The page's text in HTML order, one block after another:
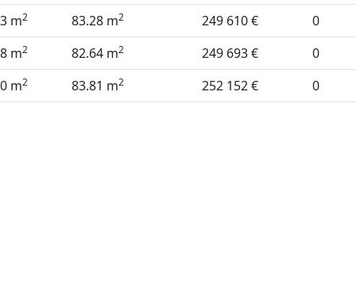
m2 83.28 m2 249 610 €
0
m2 82.64 m2 249 693 €
0
m2 83.81 m2 252 152 € 0